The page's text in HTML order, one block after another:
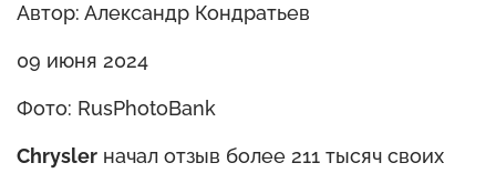
Автор: Александр Кондратьев
09 июня 2024
Фото: RusPhotoBank
Chrysler начал отзыв более 211 тысяч своих